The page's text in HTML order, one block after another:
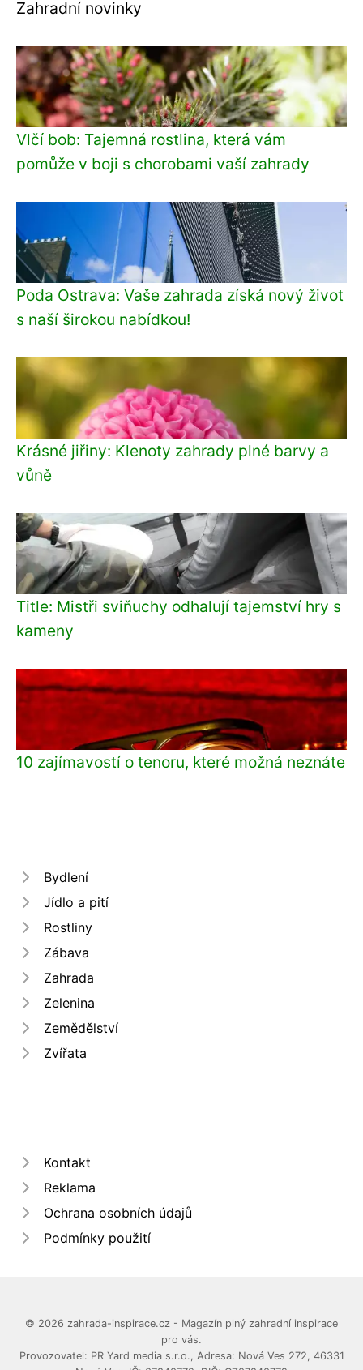
Zahradní novinky
Vlčí bob: Tajemná rostlina, která vám
pomůže v boji s chorobami vaší zahrady
Poda Ostrava: Vaše zahrada získá nový život
s naší širokou nabídkou!
Krásné jiřiny: Klenoty zahrady plné barvy a
vůně
Title: Mistři sviňuchy odhalují tajemství hry s
kameny
10 zajímavostí o tenoru, které možná neznáte
Bydlení
Jídlo a pití
Rostliny
Zábava
Zahrada
Zelenina
Zemědělství
Zvířata
Kontakt
Reklama
Ochrana osobních údajů
Podmínky použití
© 2026 zahrada-inspirace.cz - Magazín plný zahradní inspirace
pro vás.
Provozovatel: PR Yard media s.r.o., Adresa: Nová Ves 272, 46331